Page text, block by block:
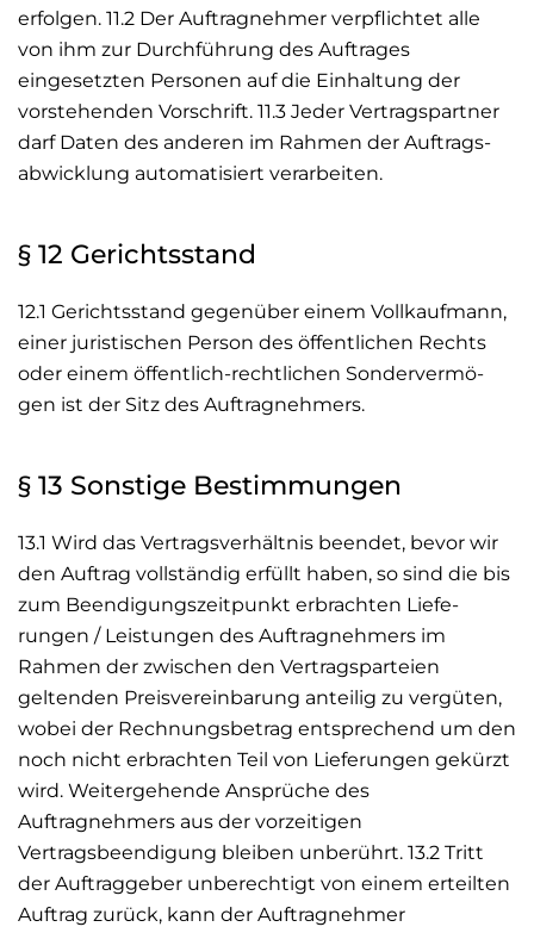
erfolgen. 11.2 Der Auftragnehmer verpflichtet alle
von ihm zur Durchführung des Auftrages
eingesetzten Personen auf die Einhaltung der
vorstehenden Vorschrift. 11.3 Jeder Vertragspartner
darf Daten des anderen im Rahmen der Auftrags-
abwicklung automatisiert verarbeiten.
§ 12 Gerichtsstand
12.1 Gerichtsstand gegenüber einem Vollkaufmann,
einer juristischen Person des öffentlichen Rechts
oder einem öffentlich-rechtlichen Sondervermö-
gen ist der Sitz des Auftragnehmers.
§ 13 Sonstige Bestimmungen
13.1 Wird das Vertragsverhältnis beendet, bevor wir
den Auftrag vollständig erfüllt haben, so sind die bis
zum Beendigungszeitpunkt erbrachten Liefe-
rungen / Leistungen des Auftragnehmers im
Rahmen der zwischen den Vertragsparteien
geltenden Preisvereinbarung anteilig zu vergüten,
wobei der Rechnungsbetrag entsprechend um den
noch nicht erbrachten Teil von Lieferungen gekürzt
wird. Weitergehende Ansprüche des
Auftragnehmers aus der vorzeitigen
Vertragsbeendigung bleiben unberührt. 13.2 Tritt
der Auftraggeber unberechtigt von einem erteilten
Auftrag zurück, kann der Auftragnehmer